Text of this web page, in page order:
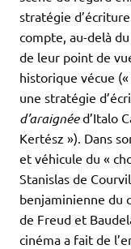
stratégie
compte, au-delà du
de leur point de
historique vécue
une stratégie
d’araignéed’Italo
Kertész »). Dans
et véhicule du «
Stanislas de
benjaminienne du
de Freud et
cinéma a fait de